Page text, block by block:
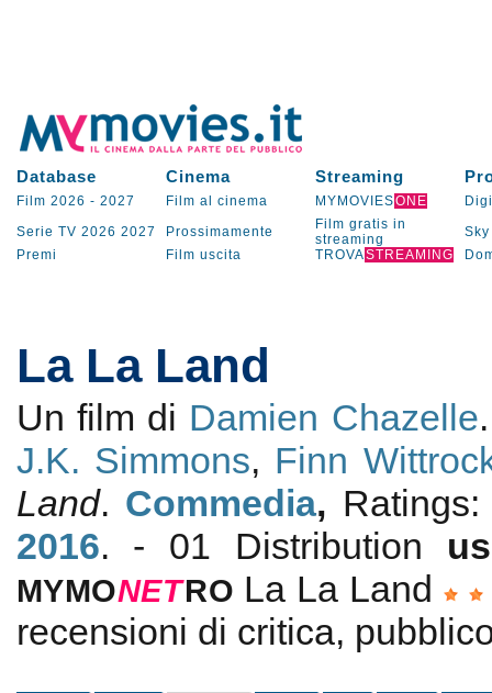
Database Cinema Streaming
Film 2026 - 2027 Film al cinema MYMOVIESONE
Serie TV 2026 2027 Prossimamente
Film gratis in
streaming
Sky
Premi
Film uscita TROVASTREAMING
La La Land
Un film di Damien Chazelle
J.K. Simmons, Finn
Land. Commedia,
2016. - 01 Distribution
MYMONETRO La La Land
recensioni di critica,